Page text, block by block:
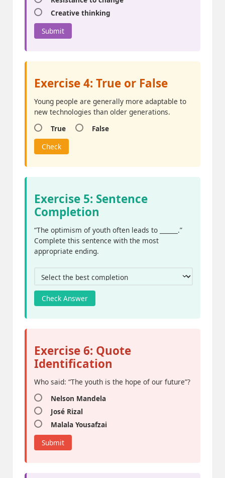
Creative thinking
Submit
Exercise 4: True or False
Young people are generally more adaptable to
new technologies than older generations.
True
False
Check
Exercise 5: Sentence
Completion
“The optimism of youth often leads to ______.”
Complete this sentence with the most
appropriate ending.
Check Answer
Exercise 6: Quote
Identification
Who said: “The youth is the hope of our future”?
Nelson Mandela
José Rizal
Malala Yousafzai
Submit